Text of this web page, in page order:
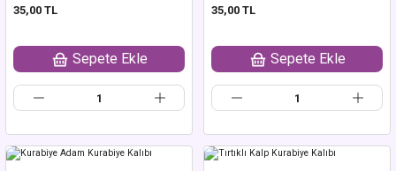
35,00 TL
Sepete Ekle
35,00 TL
Sepete Ekle